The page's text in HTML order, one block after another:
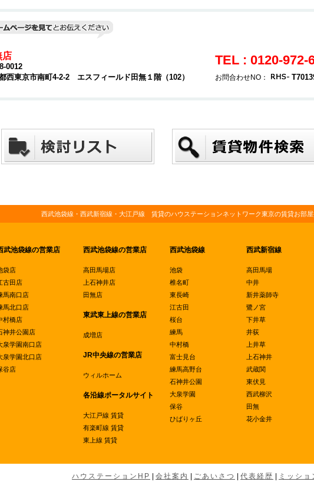
店
0012
西東京市南町4-2-2 エスフィールド田無１階（102）
TEL : 0120-972-
お問合わせNO：
西武池袋線・西武新宿線・大江戸線 賃貸のハウステーションネットワーク東京の賃貸お部
武池袋線の営業店
袋店
古田店
馬南口店
馬北口店
村橋店
神井公園店
泉学園南口店
泉学園北口店
谷店
西武池袋線の営業店
高田馬場店
上石神井店
田無店
東武東上線の営業店
成増店
JR中央線の営業店
ウィルホーム
各沿線ポータルサイト
大江戸線 賃貸
有楽町線 賃貸
東上線 賃貸
西武池袋線
池袋
椎名町
東長崎
江古田
桜台
練馬
中村橋
富士見台
練馬高野台
石神井公園
大泉学園
保谷
ひばりヶ丘
西武新宿線
高田馬場
中井
新井薬師寺
鷺ノ宮
下井草
井荻
上井草
上石神井
武蔵関
東伏見
西武柳沢
田無
花小金井
ハウステーションHP 会社案内 ごあいさつ 代表経歴 ミッショ